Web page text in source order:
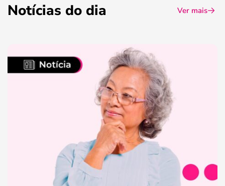
Notícias do dia Ver mais